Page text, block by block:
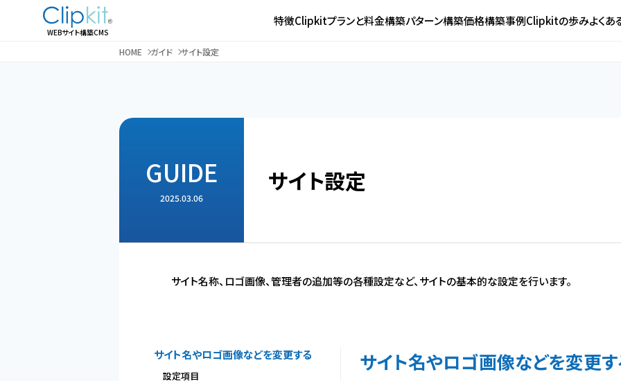
WEBサイト構築CMS
特徴Clipkitプランと料金構築パターン構築価格構築事例Clipkitの歩みよくあ
HOME ガイド サイト設定
GUIDE
2025.03.06
サイト設定
サイト名称、ロゴ画像、管理者の追加等の各種設定など、サイトの基本的な設定を行います。
サイト名やロゴ画像などを変更する
設定項目
サイト名やロゴ画像などを変更